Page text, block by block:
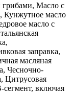
Масло с
Кунжутное масло
масло с
заправка,
масляная
Чесночно-
Цитрусовая
сегмент, включая